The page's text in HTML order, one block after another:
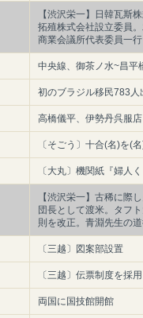
【渋沢栄一】日韓瓦斯
拓殖株式会社設立委員
商業会議所代表委員一
中央線、御茶ノ水~昌平
初のブラジル移民783人
高橋儀平、伊勢丹呉服
〔そごう〕十合(名)を(
〔大丸〕機関紙『婦人
【渋沢栄一】古稀に際
団長として渡米。タフ
則を改正。青淵先生の
〔三越〕図案部設置
〔三越〕伝票制度を採
両国に国技館開館